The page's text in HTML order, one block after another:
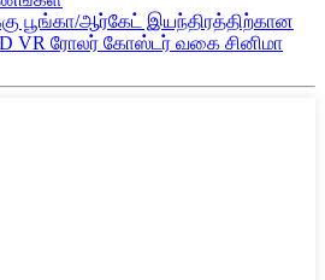
பூங்கா/ஆர்கேட் இயந்திரத்திற்கான
VR ரோலர் கோஸ்டர் வகை சினிமா